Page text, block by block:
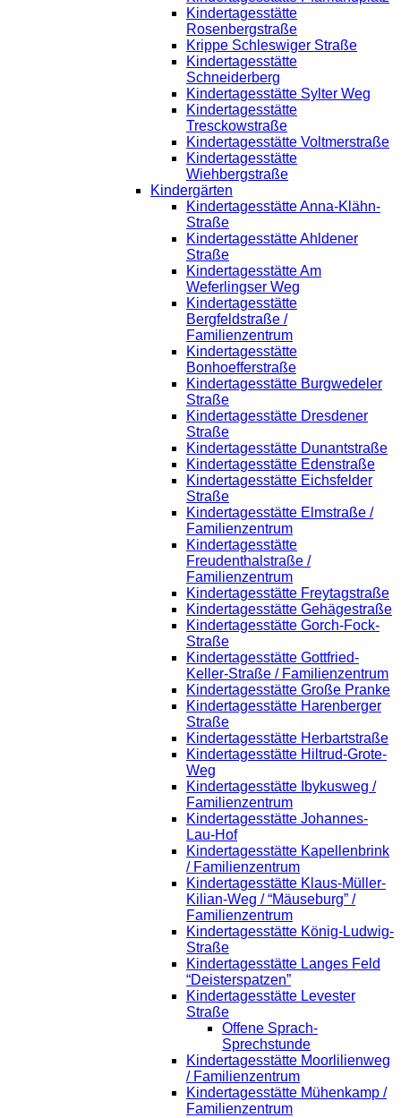
Kindertagesstätte
Rosenbergstraße
Krippe Schleswiger Straße
Kindertagesstätte
Schneiderberg
Kindertagesstätte Sylter Weg
Kindertagesstätte
Tresckowstraße
Kindertagesstätte Voltmerstraße
Kindertagesstätte
Wiehbergstraße
Kindergärten
Kindertagesstätte Anna-Klähn-
Straße
Kindertagesstätte Ahldener
Straße
Kindertagesstätte Am
Weferlingser Weg
Kindertagesstätte
Bergfeldstraße /
Familienzentrum
Kindertagesstätte
Bonhoefferstraße
Kindertagesstätte Burgwedeler
Straße
Kindertagesstätte Dresdener
Straße
Kindertagesstätte Dunantstraße
Kindertagesstätte Edenstraße
Kindertagesstätte Eichsfelder
Straße
Kindertagesstätte Elmstraße /
Familienzentrum
Kindertagesstätte
Freudenthalstraße /
Familienzentrum
Kindertagesstätte Freytagstraße
Kindertagesstätte Gehägestraße
Kindertagesstätte Gorch-Fock-
Straße
Kindertagesstätte Gottfried-
Keller-Straße / Familienzentrum
Kindertagesstätte Große Pranke
Kindertagesstätte Harenberger
Straße
Kindertagesstätte Herbartstraße
Kindertagesstätte Hiltrud-Grote-
Weg
Kindertagesstätte Ibykusweg /
Familienzentrum
Kindertagesstätte Johannes-
Lau-Hof
Kindertagesstätte Kapellenbrink
/ Familienzentrum
Kindertagesstätte Klaus-Müller-
Kilian-Weg / “Mäuseburg” /
Familienzentrum
Kindertagesstätte König-Ludwig-
Straße
Kindertagesstätte Langes Feld
“Deisterspatzen”
Kindertagesstätte Levester
Straße
Offene Sprach-
Sprechstunde
Kindertagesstätte Moorlilienweg
/ Familienzentrum
Kindertagesstätte Mühenkamp /
Familienzentrum